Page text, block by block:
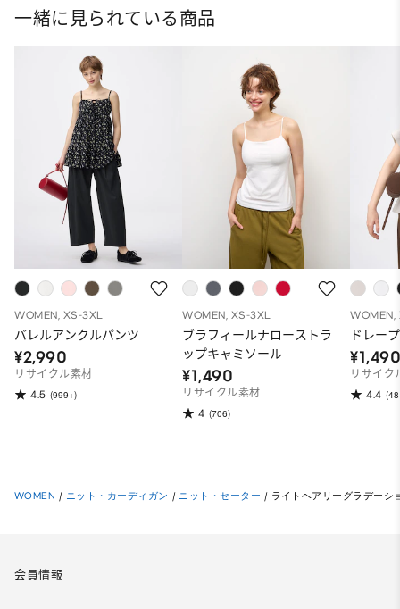
一緒に見られている商品
WOMEN, XS-3XL
バレルアンクルパンツ
¥2,990
リサイクル素材
4.5 (999+)
WOMEN, XS-3XL
ブラフィールナローストラ
ップキャミソール
¥1,490
リサイクル素材
4 (706)
WOMEN,
ドレー
リサイク
4.4
WOMEN / ニット・カーディガン / ニット・セーター / ライトヘアリーグラデーシ
会員情報